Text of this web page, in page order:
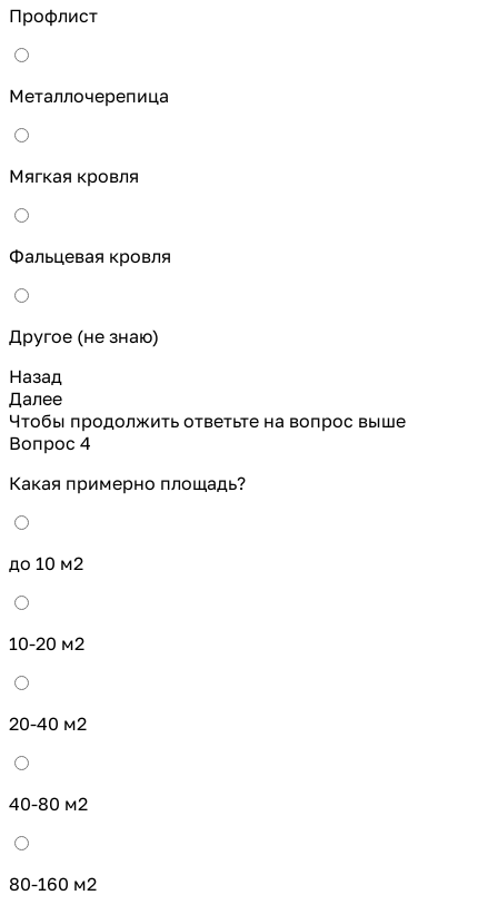
Профлист
Металлочерепица
Мягкая кровля
Фальцевая кровля
Другое (не знаю)
Назад
Далее
Чтобы продолжить ответьте на вопрос выше
Вопрос 4
Какая примерно площадь?
до 10 м2
10-20 м2
20-40 м2
40-80 м2
80-160 м2